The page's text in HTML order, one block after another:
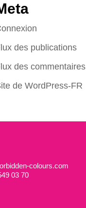
des publications
des commentaires
de WordPress-FR
colours.com
03 70